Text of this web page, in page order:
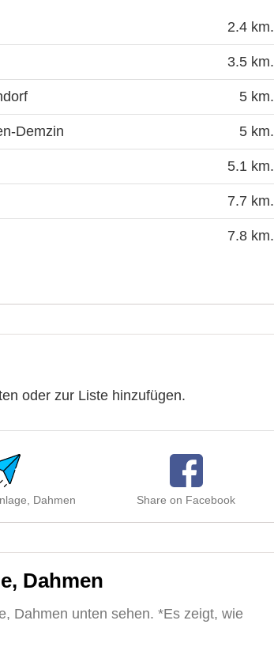
2.4 km.
3.5 km.
5 km.
Demzin 5 km.
5.1 km.
7.7 km.
7.8 km.
oder zur Liste hinzufügen.
Dahmen Share on Facebook
Dahmen
Dahmen unten sehen. *Es zeigt, wie